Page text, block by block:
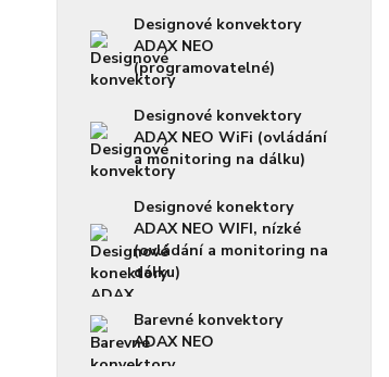
Designové konvektory
ADAX NEO
(programovatelné)
Designové konvektory
ADAX NEO WiFi (ovládání
a monitoring na dálku)
Designové konektory
ADAX NEO WIFI, nízké
(ovládání a monitoring na
dálku)
Barevné konvektory
ADAX NEO